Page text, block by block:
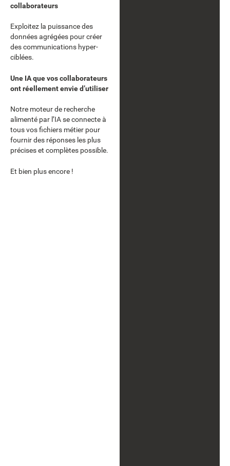
collaborateurs
Exploitez la puissance des
données agrégées pour créer
des communications hyper-
ciblées.
Une IA que vos collaborateurs
ont réellement envie d’utiliser
Notre moteur de recherche
alimenté par l’IA se connecte à
tous vos fichiers métier pour
fournir des réponses les plus
précises et complètes possible.
Et bien plus encore !